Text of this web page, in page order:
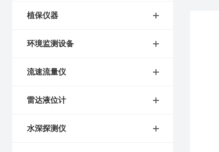
植保仪器
环境监测设备
流速流量仪
雷达液位计
水深探测仪